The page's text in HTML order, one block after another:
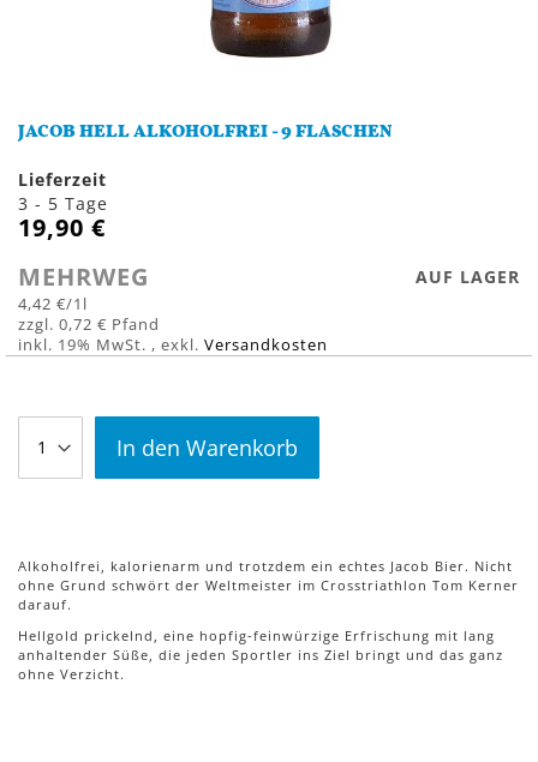
JACOB HELL ALKOHOLFREI - 9 FLASCHEN
Lieferzeit
3 - 5 Tage
19,90 €
MEHRWEG
4,42 €/1l
0,72 €
inkl. 19% MwSt. , exkl. Versandkosten
AUF LAGER
In den Warenkorb
Alkoholfrei, kalorienarm und trotzdem ein echtes Jacob Bier. Nicht
ohne Grund schwört der Weltmeister im Crosstriathlon Tom Kerner
darauf.
Hellgold prickelnd, eine hopfig-feinwürzige Erfrischung mit lang
anhaltender Süße, die jeden Sportler ins Ziel bringt und das ganz
ohne Verzicht.
der
springen